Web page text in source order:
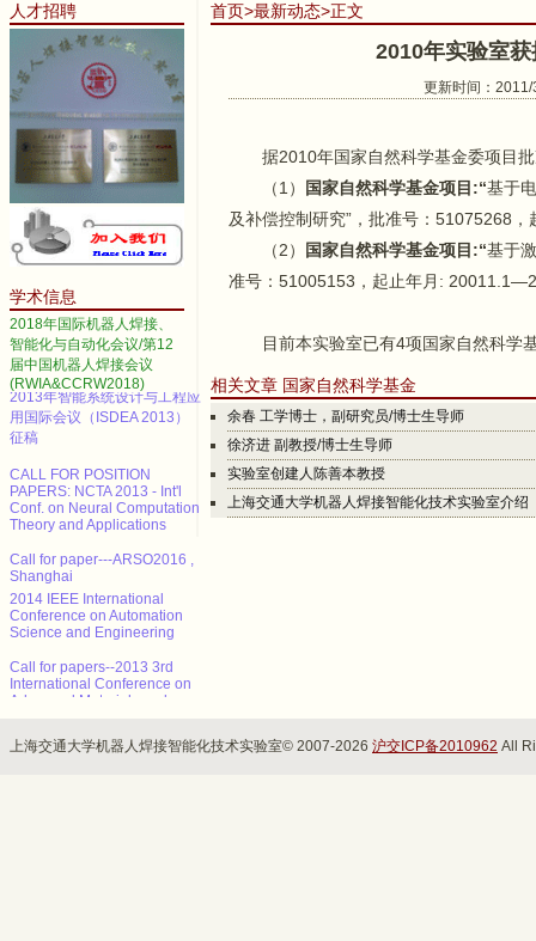
人才招聘
学术信息
2018年国际机器人焊接、
智能化与自动化会议/第12
届中国机器人焊接会议
(RWIA&CCRW2018)
2014 IEEE International
Science and Engineering
Call for papers--2013 3rd
International Conference on
Information Technology
Processing (AMITP 2013)
ICMSE Call for paper（EI）
2013年智能系统设计与工程应
用国际会议（ISDEA 2013）
征稿
CALL FOR POSITION
PAPERS: NCTA 2013 - Int'l
Conf. on Neural Computation
Theory and Applications
Call for paper---ARSO2016 ,
Shanghai
2014 IEEE International
Conference on Automation
Science and Engineering
Call for papers--2013 3rd
International Conference on
Advanced Materials and
首页>最新动态>正文
2010年实验室
更新时间：
据2010年国家自然科学基金委项目批
（1）
国家自然科学基金项目:“基于
及补偿控制研究”，批准号：51075268
（2）
国家自然科学基金项目:“基于
准号：51005153，起止年月:
目前本实验室已有4项国家自然科学
相关文章 国家自然科学基金
余春 工学博士，副研究员/博士生导师
徐济进 副教授/博士生导师
实验室创建人陈善本教授
上海交通大学机器人焊接智能化技术实验室介绍
上海交通大学机器人焊接智能化技术实验室© 2007-2026 沪交ICP备2010962 All